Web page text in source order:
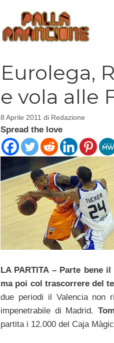
Eurolega,
e vola alle
8 Aprile 2011 di Redazione
Spread the love
LA PARTITA – Parte bene
ma poi col trascorrere del
due periodi il Valencia non
impenetrabile di Madrid.
partita i 12.000 del Caja